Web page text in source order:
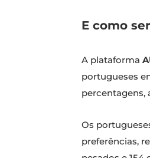
E como
A plataforma
portugueses
percentagens,
Os
preferências,